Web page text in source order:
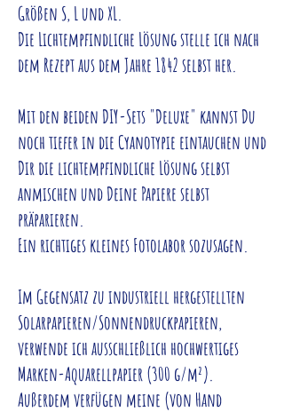
Größen S, L und XL.
Die Lichtempfindliche Lösung stelle ich nach
dem Rezept aus dem Jahre 1842 selbst her.
Mit den beiden DIY-Sets "Deluxe" kannst Du
noch tiefer in die Cyanotypie eintauchen und
Dir die lichtempfindliche Lösung selbst
anmischen und Deine Papiere selbst
präparieren.
Ein richtiges kleines Fotolabor sozusagen.
Im Gegensatz zu industriell hergestellten
Solarpapieren/Sonnendruckpapieren,
verwende ich ausschließlich hochwertiges
Marken-Aquarellpapier (300 g/m²).
Außerdem verfügen meine (von Hand